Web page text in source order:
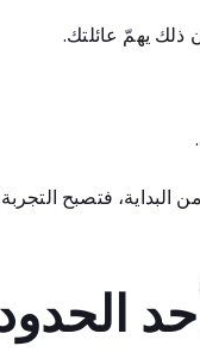
ذلك يهمّ عائلتك.
فتصبح التجربة